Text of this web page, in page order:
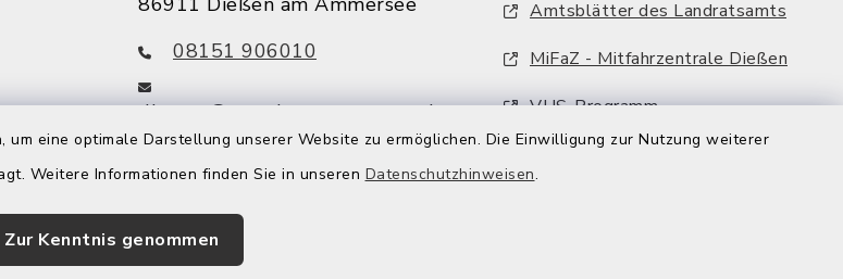
eine optimale Darstellung unserer Website zu ermöglichen. Die Einwilligung zur Nutzung weiterer
Weitere Informationen finden Sie in unseren Datenschutzhinweisen.
Zur Kenntnis genommen
08151 906010
diessen@starnbergammersee.de
Amtsblätter des Landratsamts
MiFaZ - Mitfahrzentrale Dießen
VHS-Programm
FFH-Artenmonitoring